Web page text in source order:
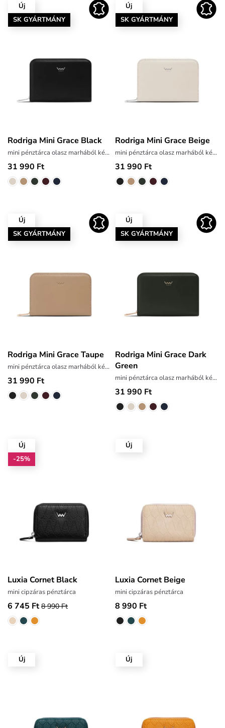
Új
SK GYÁRTMÁNY
Rodriga Mini Grace Black
mini pénztárca olasz marhából készült bőrből
31 990 Ft
Új
SK GYÁRTMÁNY
Rodriga Mini Grace Beige
mini pénztárca olasz marhából készült bőrből
31 990 Ft
Új
SK GYÁRTMÁNY
Rodriga Mini Grace Taupe
mini pénztárca olasz marhából készült bőrből
31 990 Ft
Új
SK GYÁRTMÁNY
Rodriga Mini Grace Dark
Green
mini pénztárca olasz marhából készült bőrből
31 990 Ft
Új
-25%
Luxia Cornet Black
mini cipzáras pénztárca
6 745 Ft 8 990 Ft
Új
Luxia Cornet Beige
mini cipzáras pénztárca
8 990 Ft
Új Új